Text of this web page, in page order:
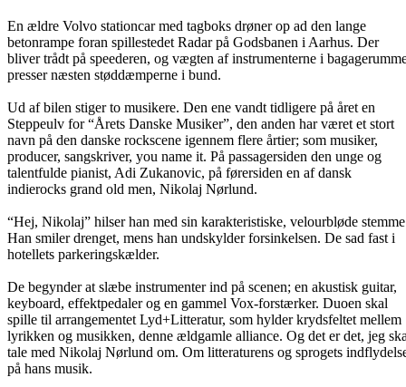
En ældre Volvo stationcar med tagboks drøner op ad den lange
betonrampe foran spillestedet Radar på Godsbanen i Aarhus. Der
bliver trådt på speederen, og vægten af instrumenterne i
presser næsten støddæmperne i bund.
Ud af bilen stiger to musikere. Den ene vandt tidligere på året en
Steppeulv for “Årets Danske Musiker”, den anden har været et stort
navn på den danske rockscene igennem flere årtier; som musiker,
producer, sangskriver, you name it. På passagersiden den unge og
talentfulde pianist, Adi Zukanovic, på førersiden en af dansk
indierocks grand old men, Nikolaj Nørlund.
“Hej, Nikolaj” hilser han med sin karakteristiske, velourbløde
Han smiler drenget, mens han undskylder forsinkelsen. De sad fast i
hotellets parkeringskælder.
De begynder at slæbe instrumenter ind på scenen; en akustisk guitar,
keyboard, effektpedaler og en gammel Vox-forstærker. Duoen skal
spille til arrangementet Lyd+Litteratur, som hylder krydsfeltet mellem
lyrikken og musikken, denne ældgamle alliance. Og det er det, jeg
tale med Nikolaj Nørlund om. Om litteraturens og sprogets
på hans musik.